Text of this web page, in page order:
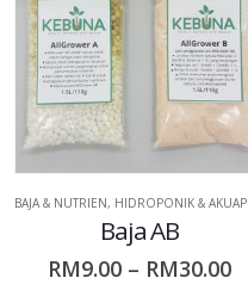
BAJA & NUTRIEN, HIDROPONIK & AKUAPONIK
Baja AB
RM9.00 – RM30.00